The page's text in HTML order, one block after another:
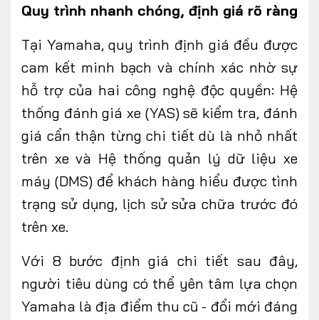
Quy trình nhanh chóng, định giá rõ ràng
Tại Yamaha, quy trình định giá đều được
cam kết minh bạch và chính xác nhờ sự
hỗ trợ của hai công nghệ độc quyền: Hệ
thống đánh giá xe (YAS) sẽ kiểm tra, đánh
giá cẩn thận từng chi tiết dù là nhỏ nhất
trên xe và Hệ thống quản lý dữ liệu xe
máy (DMS) để khách hàng hiểu được tình
trạng sử dụng, lịch sử sửa chữa trước đó
trên xe.
Với 8 bước định giá chi tiết sau đây,
người tiêu dùng có thể yên tâm lựa chọn
Yamaha là địa điểm thu cũ - đổi mới đáng